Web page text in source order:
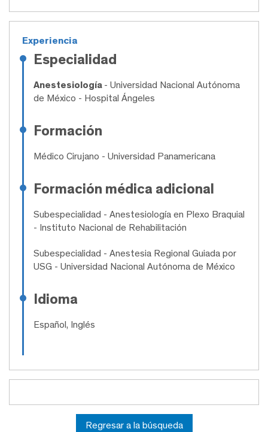
Experiencia
Especialidad
Anestesiología - Universidad Nacional Autónoma
de México - Hospital Ángeles
Formación
Médico Cirujano - Universidad Panamericana
Formación médica adicional
Subespecialidad - Anestesiología en Plexo Braquial
- Instituto Nacional de Rehabilitación
Subespecialidad - Anestesia Regional Guiada por
USG - Universidad Nacional Autónoma de México
Idioma
Español, Inglés
Regresar a la búsqueda